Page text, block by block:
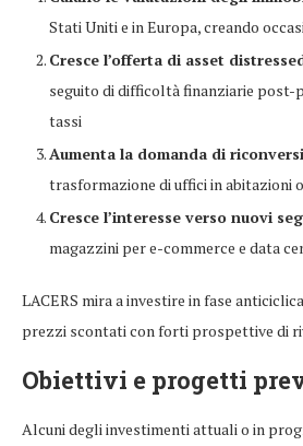
Stati Uniti e in Europa, creando
Cresce l’offerta di asset
seguito di difficoltà finanziarie post-
tassi
Aumenta la domanda di
trasformazione di uffici in abitazioni
Cresce l’interesse verso nuovi
magazzini per e-commerce e data
LACERS mira a investire in fase
prezzi scontati con forti prospettive di
Obiettivi e progetti
Alcuni degli investimenti attuali o in